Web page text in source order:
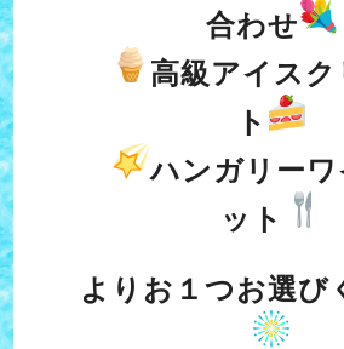
合わせ
高級アイスク
ト
ハンガリー
ット
よりお１つお選び